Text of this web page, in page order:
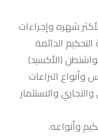
شهره وإجراءات
الدائمة
(الأكسيد)
وأنواع النزاعات
والاستثمار
وأنواعه.